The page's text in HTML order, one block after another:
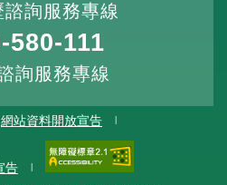
諮詢服務專線
580-111
詢服務專線
網站資料開放宣告
告